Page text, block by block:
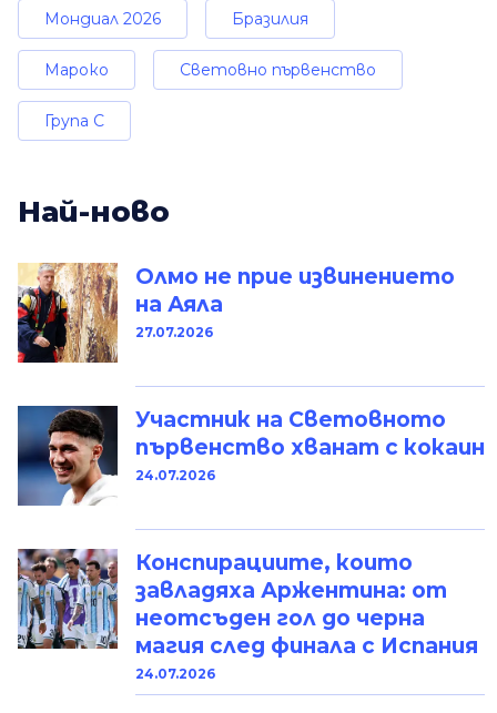
Мондиал 2026 Бразилия
Мароко Световно първенство
Група C
Най-ново
Олмо не прие извинението
на Аяла
27.07.2026
Участник на Световното
първенство хванат с кокаин
24.07.2026
Конспирациите, които
завладяха Аржентина: от
неотсъден гол до черна
магия след финала с Испания
24.07.2026